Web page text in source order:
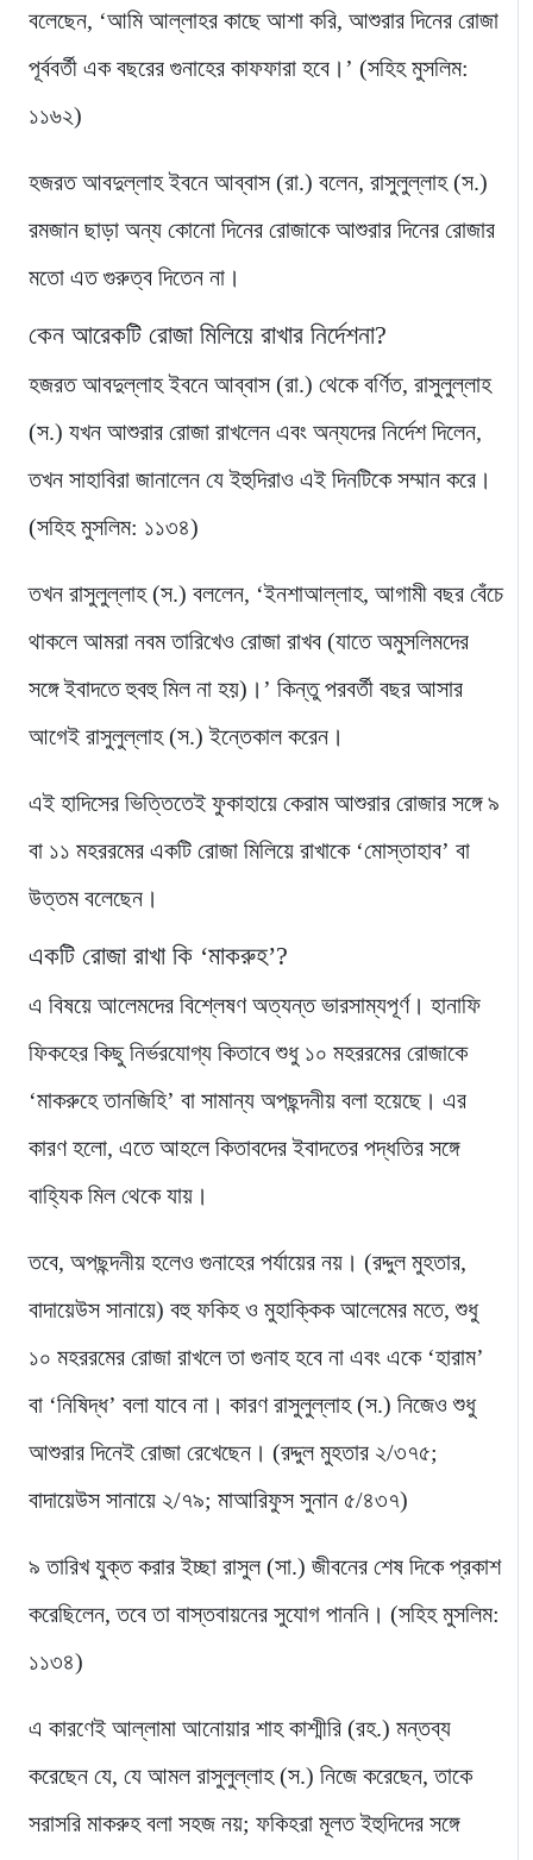
বলেছেন, ‘আমি আল্লাহর কাছে আশা করি, আশুরার দিনের রোজা
পূর্ববর্তী এক বছরের গুনাহের কাফফারা হবে।’ (সহিহ মুসলিম:
১১৬২)
হজরত আবদুল্লাহ ইবনে আব্বাস (রা.) বলেন, রাসুলুল্লাহ (স.)
রমজান ছাড়া অন্য কোনো দিনের রোজাকে আশুরার দিনের রোজার
মতো এত গুরুত্ব দিতেন না।
কেন আরেকটি রোজা মিলিয়ে রাখার নির্দেশনা?
হজরত আবদুল্লাহ ইবনে আব্বাস (রা.) থেকে বর্ণিত, রাসুলুল্লাহ
(স.) যখন আশুরার রোজা রাখলেন এবং অন্যদের নির্দেশ দিলেন,
তখন সাহাবিরা জানালেন যে ইহুদিরাও এই দিনটিকে সম্মান করে।
(সহিহ মুসলিম: ১১৩৪)
তখন রাসুলুল্লাহ (স.) বললেন, ‘ইনশাআল্লাহ, আগামী বছর বেঁচে
থাকলে আমরা নবম তারিখেও রোজা রাখব (যাতে অমুসলিমদের
সঙ্গে ইবাদতে হুবহু মিল না হয়)।’ কিন্তু পরবর্তী বছর আসার
আগেই রাসুলুল্লাহ (স.) ইন্তেকাল করেন।
এই হাদিসের ভিত্তিতেই ফুকাহায়ে কেরাম আশুরার রোজার সঙ্গে ৯
বা ১১ মহররমের একটি রোজা মিলিয়ে রাখাকে ‘মোস্তাহাব’ বা
উত্তম বলেছেন।
একটি রোজা রাখা কি ‘মাকরুহ’?
এ বিষয়ে আলেমদের বিশ্লেষণ অত্যন্ত ভারসাম্যপূর্ণ। হানাফি
ফিকহের কিছু নির্ভরযোগ্য কিতাবে শুধু ১০ মহররমের রোজাকে
‘মাকরুহে তানজিহি’ বা সামান্য অপছন্দনীয় বলা হয়েছে। এর
কারণ হলো, এতে আহলে কিতাবদের ইবাদতের পদ্ধতির সঙ্গে
বাহ্যিক মিল থেকে যায়।
তবে, অপছন্দনীয় হলেও গুনাহের পর্যায়ের নয়। (রদ্দুল মুহতার,
বাদায়েউস সানায়ে) বহু ফকিহ ও মুহাক্কিক আলেমের মতে, শুধু
১০ মহররমের রোজা রাখলে তা গুনাহ হবে না এবং একে ‘হারাম’
বা ‘নিষিদ্ধ’ বলা যাবে না। কারণ রাসুলুল্লাহ (স.) নিজেও শুধু
আশুরার দিনেই রোজা রেখেছেন। (রদ্দুল মুহতার ২/৩৭৫;
বাদায়েউস সানায়ে ২/৭৯; মাআরিফুস সুনান ৫/৪৩৭)
৯ তারিখ যুক্ত করার ইচ্ছা রাসুল (সা.) জীবনের শেষ দিকে প্রকাশ
করেছিলেন, তবে তা বাস্তবায়নের সুযোগ পাননি। (সহিহ মুসলিম:
১১৩৪)
এ কারণেই আল্লামা আনোয়ার শাহ কাশ্মীরি (রহ.) মন্তব্য
করেছেন যে, যে আমল রাসুলুল্লাহ (স.) নিজে করেছেন, তাকে
সরাসরি মাকরুহ বলা সহজ নয়; ফকিহরা মূলত ইহুদিদের সঙ্গে